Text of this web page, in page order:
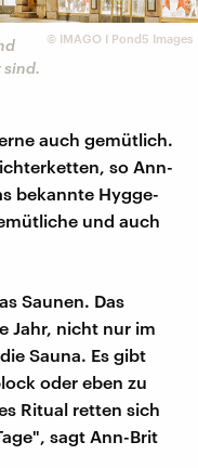
© IMAGO I Pond5 Images
sind.
auch gemütlich.
so Ann-
bekannte Hygge-
und auch
Saunen. Das
Jahr, nicht nur im
Sauna. Es gibt
oder eben zu
Ritual retten sich
sagt Ann-Brit